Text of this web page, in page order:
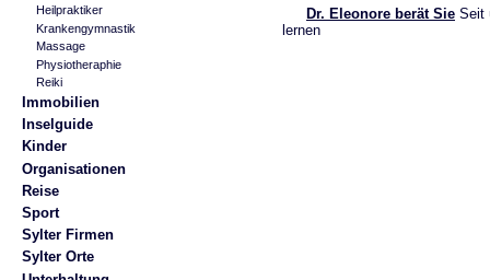
Heilpraktiker
Krankengymnastik
Massage
Physiotheraphie
Reiki
Immobilien
Inselguide
Kinder
Organisationen
Reise
Sport
Sylter Firmen
Sylter Orte
Dr. Eleonore berät Sie Seit
lernen